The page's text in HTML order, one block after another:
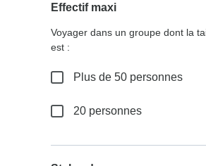
Effectif maxi
Voyager dans un groupe dont la
est :
Plus de 50 personnes
20 personnes